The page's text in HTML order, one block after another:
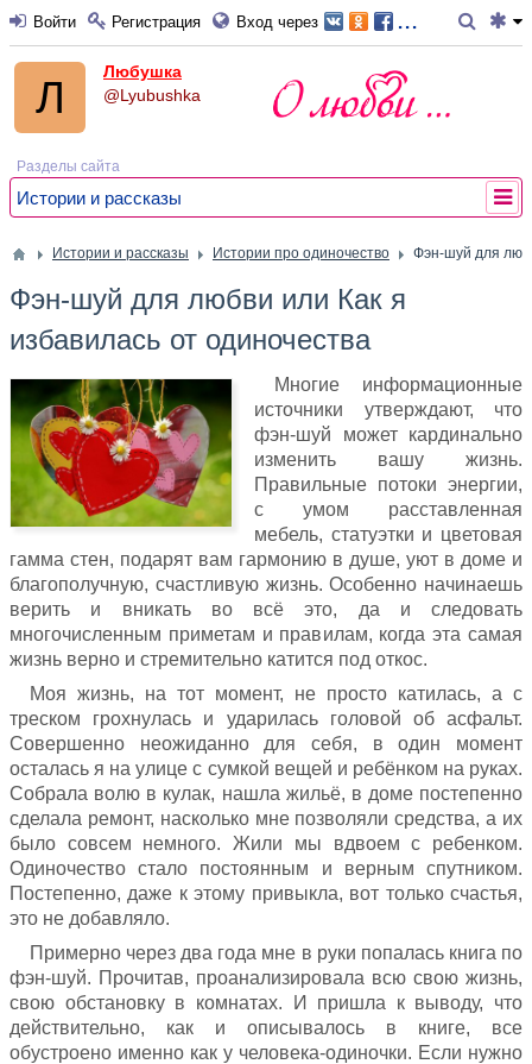
Войти Регистрация Вход через ...
Любушка
@Lyubushka
Разделы сайта
Истории и рассказы
Истории и рассказы Истории про одиночество Фэн-шуй для
Фэн-шуй для любви или Как я
избавилась от одиночества
Многие информационные
источники утверждают, что
фэн-шуй может кардинально
изменить вашу жизнь.
Правильные потоки энергии,
с умом расставленная
мебель, статуэтки и цветовая
гамма стен, подарят вам гармонию в душе, уют в доме и
благополучную, счастливую жизнь. Особенно начинаешь
верить и вникать во всё это, да и следовать
многочисленным приметам и правилам, когда эта самая
жизнь верно и стремительно катится под откос.
Моя жизнь, на тот момент, не просто катилась, а с
треском грохнулась и ударилась головой об асфальт.
Совершенно неожиданно для себя, в один момент
осталась я на улице с сумкой вещей и ребёнком на руках.
Собрала волю в кулак, нашла жильё, в доме постепенно
сделала ремонт, насколько мне позволяли средства, а их
было совсем немного. Жили мы вдвоем с ребенком.
Одиночество стало постоянным и верным спутником.
Постепенно, даже к этому привыкла, вот только счастья,
это не добавляло.
Примерно через два года мне в руки попалась книга по
фэн-шуй. Прочитав, проанализировала всю свою жизнь,
свою обстановку в комнатах. И пришла к выводу, что
действительно, как и описывалось в книге, все
обустроено именно как у человека-одиночки. Если нужно